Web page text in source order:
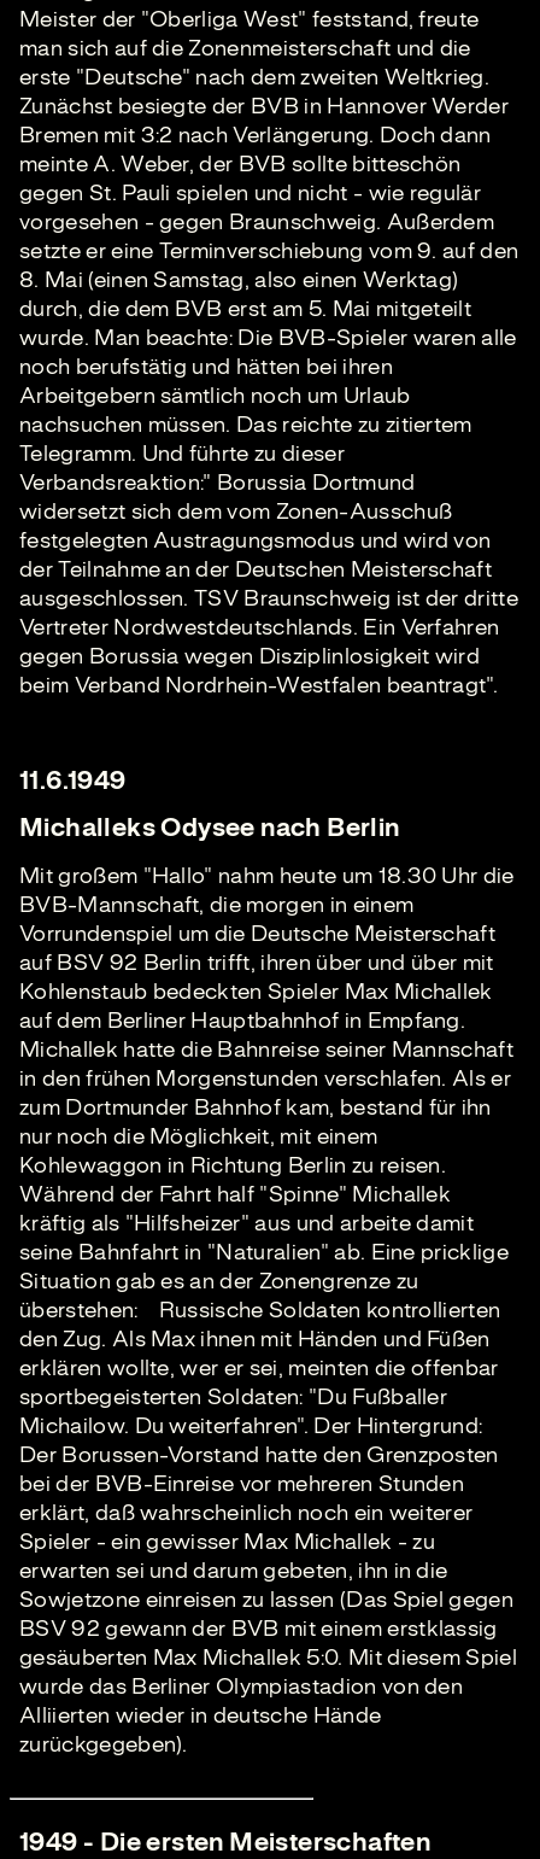
Meister der "Oberliga West" feststand, freute
man sich auf die Zonenmeisterschaft und die
erste "Deutsche" nach dem zweiten Weltkrieg.
Zunächst besiegte der BVB in Hannover Werder
Bremen mit 3:2 nach Verlängerung. Doch dann
meinte A. Weber, der BVB sollte bitteschön
gegen St. Pauli spielen und nicht - wie regulär
vorgesehen - gegen Braunschweig. Außerdem
setzte er eine Terminverschiebung vom 9. auf den
8. Mai (einen Samstag, also einen Werktag)
durch, die dem BVB erst am 5. Mai mitgeteilt
wurde. Man beachte: Die BVB-Spieler waren alle
noch berufstätig und hätten bei ihren
Arbeitgebern sämtlich noch um Urlaub
nachsuchen müssen. Das reichte zu zitiertem
Telegramm. Und führte zu dieser
Verbandsreaktion:" Borussia Dortmund
widersetzt sich dem vom Zonen-Ausschuß
festgelegten Austragungsmodus und wird von
der Teilnahme an der Deutschen Meisterschaft
ausgeschlossen. TSV Braunschweig ist der dritte
Vertreter Nordwestdeutschlands. Ein Verfahren
gegen Borussia wegen Disziplinlosigkeit wird
beim Verband Nordrhein-Westfalen beantragt".
11.6.1949
Michalleks Odysee nach Berlin
Mit großem "Hallo" nahm heute um 18.30 Uhr die
BVB-Mannschaft, die morgen in einem
Vorrundenspiel um die Deutsche Meisterschaft
auf BSV 92 Berlin trifft, ihren über und über mit
Kohlenstaub bedeckten Spieler Max Michallek
auf dem Berliner Hauptbahnhof in Empfang.
Michallek hatte die Bahnreise seiner Mannschaft
in den frühen Morgenstunden verschlafen. Als er
zum Dortmunder Bahnhof kam, bestand für ihn
nur noch die Möglichkeit, mit einem
Kohlewaggon in Richtung Berlin zu reisen.
Während der Fahrt half "Spinne" Michallek
kräftig als "Hilfsheizer" aus und arbeite damit
seine Bahnfahrt in "Naturalien" ab. Eine pricklige
Situation gab es an der Zonengrenze zu
überstehen: Russische Soldaten kontrollierten
den Zug. Als Max ihnen mit Händen und Füßen
erklären wollte, wer er sei, meinten die offenbar
sportbegeisterten Soldaten: "Du Fußballer
Michailow. Du weiterfahren". Der Hintergrund:
Der Borussen-Vorstand hatte den Grenzposten
bei der BVB-Einreise vor mehreren Stunden
erklärt, daß wahrscheinlich noch ein weiterer
Spieler - ein gewisser Max Michallek - zu
erwarten sei und darum gebeten, ihn in die
Sowjetzone einreisen zu lassen (Das Spiel gegen
BSV 92 gewann der BVB mit einem erstklassig
gesäuberten Max Michallek 5:0. Mit diesem Spiel
wurde das Berliner Olympiastadion von den
Alliierten wieder in deutsche Hände
zurückgegeben).
1949 - Die ersten Meisterschaften